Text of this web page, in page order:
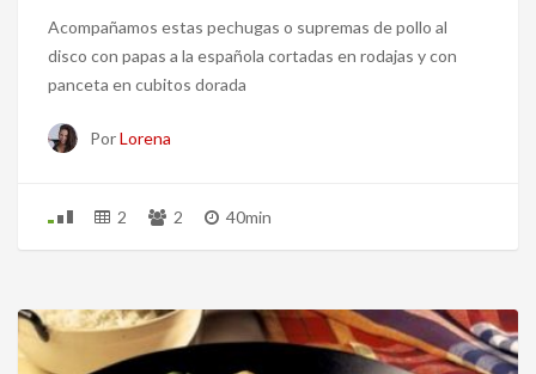
Acompañamos estas pechugas o supremas de pollo al
disco con papas a la española cortadas en rodajas y con
panceta en cubitos dorada
PorLorena
2 2 40min